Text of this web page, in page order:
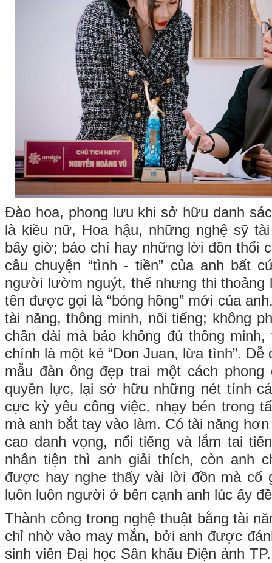
Đào hoa, phong lưu khi sở hữu danh
là kiều nữ, Hoa hậu, những nghệ sỹ
bấy giờ; báo chí hay những lời đồn thổi
câu chuyện “tình - tiền” của anh bất
người lườm nguýt, thế nhưng thi thoảng
tên được gọi là “bóng hồng” mới của
tài năng, thông minh, nổi tiếng; không
chân dài mà bảo không đủ thông
chính là một kẻ “Don Juan, lừa tình”. Dễ
mẫu đàn ông đẹp trai một cách
quyền lực, lại sở hữu những nét tính
cực kỳ yêu công việc, nhạy bén trong
mà anh bắt tay vào làm. Có tài năng
cao danh vọng, nổi tiếng và lắm tai
nhân tiện thì anh giải thích, còn anh
được hay nghe thấy vài lời đồn mà cố
luôn luôn người ở bên cạnh anh lúc ấy
Thành công trong nghệ thuật bằng tài
chỉ nhờ vào may mắn, bởi anh được
sinh viên Đại học Sân khấu Điện ảnh